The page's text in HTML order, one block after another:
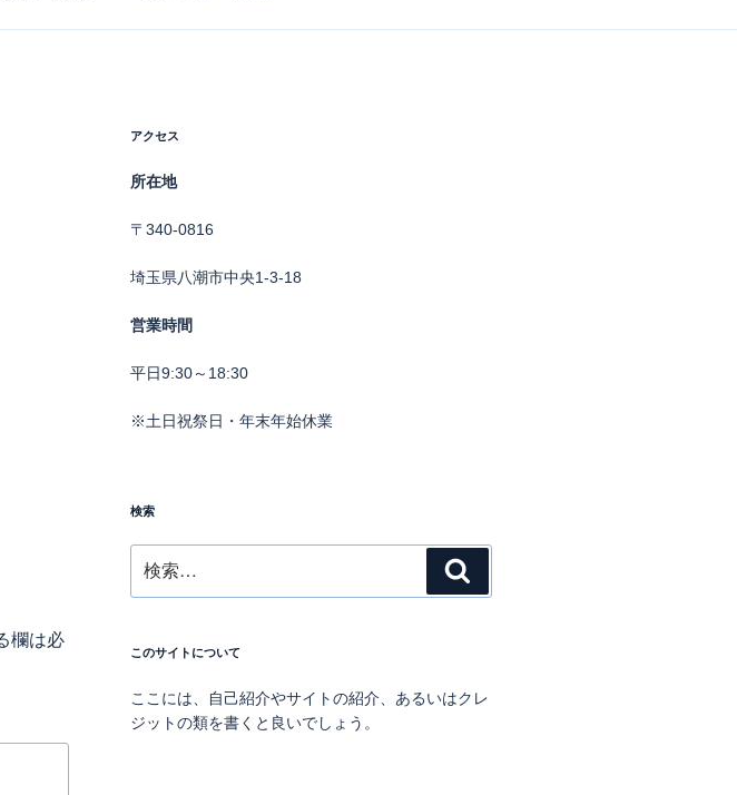
欄は必
アクセス
所在地
〒340-0816
埼玉県八潮市中央1-3-18
営業時間
平日9:30～18:30
※土日祝祭日・年末年始休業
検索
索:
索
このサイトについて
ここには、自己紹介やサイトの紹介、あるいはクレ
ジットの類を書くと良いでしょう。